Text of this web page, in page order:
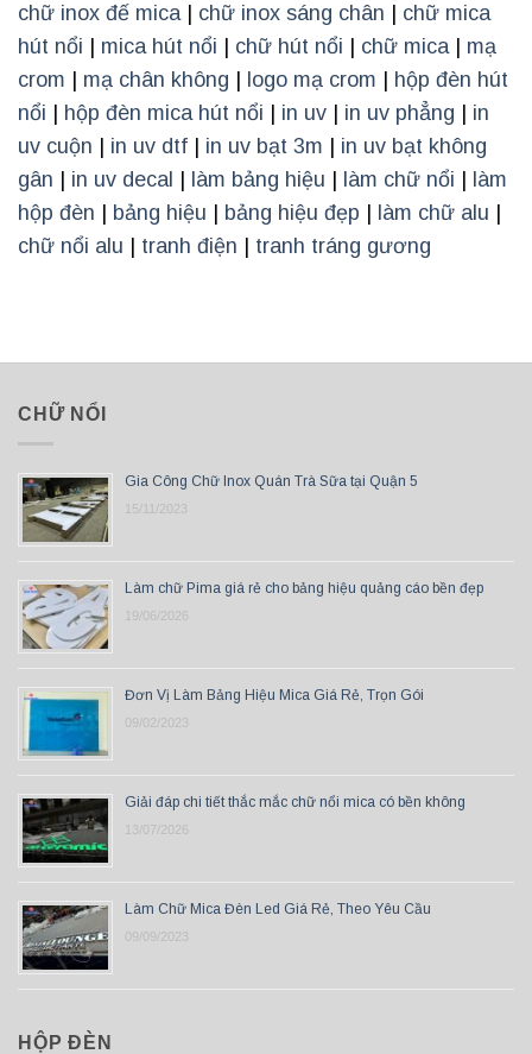
chữ inox đế mica| chữ inox sáng chân
chữ mica
hút nổi
mica hút nổi chữ hút nổi chữ mica| mạ
crom
mạ chân không logo mạ crom
hộp đèn hút
nổi
hộp đèn mica hút nổi in uv in uv phẳng
in
uv cuộn
in uv dtf in uv bạt 3m
in uv bạt không
gân
in uv decal làm bảng hiệu làm chữ nổi
làm
hộp đèn
bảng hiệu bảng hiệu đẹp làm chữ alu
chữ nổi alu
tranh điện tranh tráng gương
CHỮ NỔI
Gia Công Chữ Inox Quán Trà Sữa tại Quận 5
15/11/2023
Làm chữ Pima giá rẻ cho bảng hiệu quảng cáo bền đẹp
19/06/2026
Đơn Vị Làm Bảng Hiệu Mica Giá Rẻ, Trọn Gói
09/02/2023
Giải đáp chi tiết thắc mắc chữ nổi mica có bền không
13/07/2026
Làm Chữ Mica Đèn Led Giá Rẻ, Theo Yêu Cầu
09/09/2023
HỘP ĐÈN